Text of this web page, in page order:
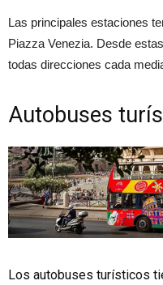
Las principales estaciones
Piazza Venezia. Desde
todas direcciones cada
Autobuses
Los autobuses turísticos